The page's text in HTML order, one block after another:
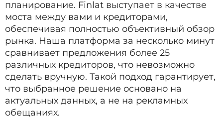
планирование. Finlat выступает в качестве
моста между вами и кредиторами,
обеспечивая полностью объективный обзор
рынка. Наша платформа за несколько минут
сравнивает предложения более 25
различных кредиторов, что невозможно
сделать вручную. Такой подход гарантирует,
что выбранное решение основано на
актуальных данных, а не на рекламных
обещаниях.